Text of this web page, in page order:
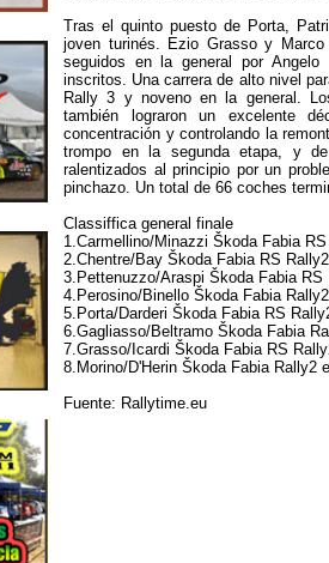
Tras el quinto puesto de Porta,
joven turinés. Ezio Grasso y
seguidos en la general por
inscritos. Una carrera de alto nivel
Rally 3 y noveno en la general.
también lograron un excelente
concentración y controlando la
trompo en la segunda etapa, y
ralentizados al principio por un
pinchazo. Un total de 66 coches
Classiffica general finale
1.Carmellino/Minazzi Škoda Fabia
2.Chentre/Bay Škoda Fabia RS
3.Pettenuzzo/Araspi Škoda Fabia RS
4.Perosino/Binello Škoda Fabia
5.Porta/Darderi Škoda Fabia RS
6.Gagliasso/Beltramo Škoda Fabia
7.Grasso/Icardi Škoda Fabia RS
8.Morino/D'Herin Škoda Fabia Rally2
Fuente: Rallytime.eu